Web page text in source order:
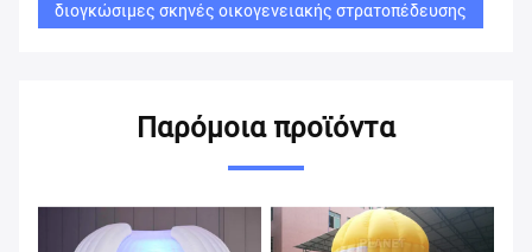
διογκώσιμες σκηνές οικογενειακής στρατοπέδευσης
Παρόμοια προϊόντα